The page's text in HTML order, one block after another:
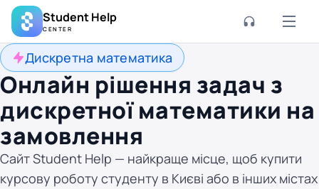
Student Help
CENTER
Дискретна математика
Онлайн рішення задач з
дискретної математики на
замовлення
Сайт Student Help — найкраще місце, щоб купити
курсову роботу студенту в Києві або в інших містах